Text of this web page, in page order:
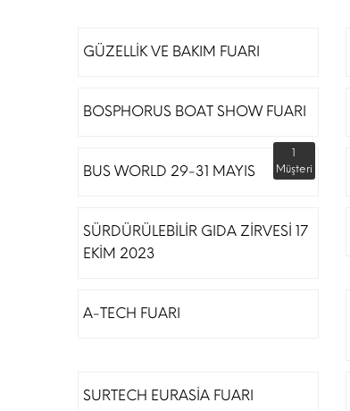
GÜZELLİK VE BAKIM FUARI
BOSPHORUS BOAT SHOW FUARI
BUS WORLD 29-31 MAYIS
1
Müşteri
SÜRDÜRÜLEBİLİR GIDA ZİRVESİ 17
EKİM 2023
A-TECH FUARI
SURTECH EURASİA FUARI